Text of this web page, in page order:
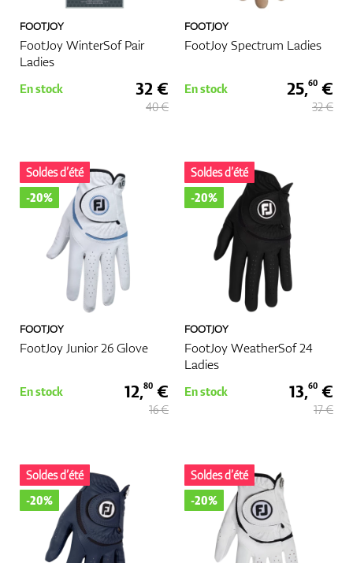
FOOTJOY
FootJoy WinterSof Pair
Ladies
En stock 32 €
40 €
FOOTJOY
FootJoy Spectrum Ladies
En stock 25,60 €
32 €
FOOTJOY
FootJoy Junior 26 Glove
Soldes d’été
-20%
En stock 12,80 €
16 €
FOOTJOY
FootJoy WeatherSof 24
Ladies
Soldes d’été
-20%
En stock 13,60 €
17 €
Soldes d’été
-20%
Soldes d’été
-20%